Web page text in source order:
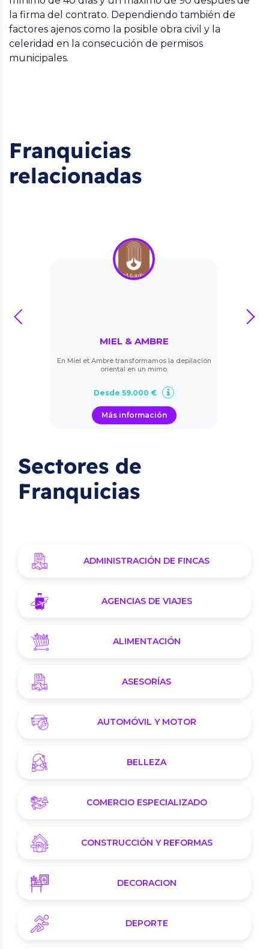
la firma del contrato. Dependiendo también de
factores ajenos como la posible obra civil y la
celeridad en la consecución de permisos
municipales.
Franquicias
relacionadas
MIEL & AMBRE
En Miel et Ambre transformamos la depilación
oriental en un mimo.
Desde 59.000 €
Más información
prev next
Sectores de
Franquicias
ADMINISTRACIÓN DE FINCAS
AGENCIAS DE VIAJES
ALIMENTACIÓN
ASESORÍAS
AUTOMÓVIL Y MOTOR
BELLEZA
COMERCIO ESPECIALIZADO
CONSTRUCCIÓN Y REFORMAS
DECORACION
DEPORTE